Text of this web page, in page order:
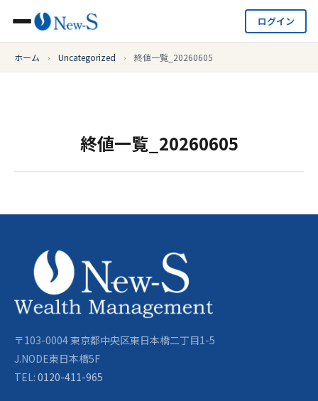
ログイン
ホーム › Uncategorized › 終値一覧_20260605
終値一覧_20260605
〒103-0004 東京都中央区東日本橋二丁目1-5
J.NODE東日本橋5F
TEL: 0120-411-965